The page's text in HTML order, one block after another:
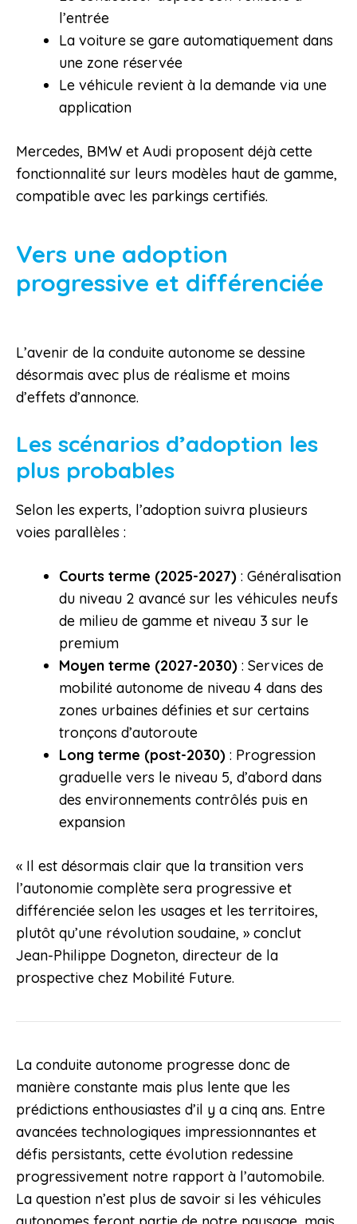
l’entrée
La voiture se gare automatiquement dans
une zone réservée
Le véhicule revient à la demande via une
application
Mercedes, BMW et Audi proposent déjà cette
fonctionnalité sur leurs modèles haut de gamme,
compatible avec les parkings certifiés.
Vers une adoption
progressive et différenciée
L’avenir de la conduite autonome se dessine
désormais avec plus de réalisme et moins
d’effets d’annonce.
Les scénarios d’adoption les
plus probables
Selon les experts, l’adoption suivra plusieurs
voies parallèles :
Courts terme (2025-2027) : Généralisation
du niveau 2 avancé sur les véhicules neufs
de milieu de gamme et niveau 3 sur le
premium
Moyen terme (2027-2030) : Services de
mobilité autonome de niveau 4 dans des
zones urbaines définies et sur certains
tronçons d’autoroute
Long terme (post-2030) : Progression
graduelle vers le niveau 5, d’abord dans
des environnements contrôlés puis en
expansion
« Il est désormais clair que la transition vers
l’autonomie complète sera progressive et
différenciée selon les usages et les territoires,
plutôt qu’une révolution soudaine, » conclut
Jean-Philippe Dogneton, directeur de la
prospective chez Mobilité Future.
La conduite autonome progresse donc de
manière constante mais plus lente que les
prédictions enthousiastes d’il y a cinq ans. Entre
avancées technologiques impressionnantes et
défis persistants, cette évolution redessine
progressivement notre rapport à l’automobile.
La question n’est plus de savoir si les véhicules